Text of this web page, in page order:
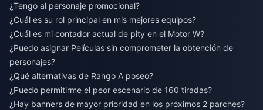
¿Tengo al personaje promocional?
¿Cuál es su rol principal en mis mejores equipos?
¿Cuál es mi contador actual de pity en el Motor W?
¿Puedo asignar Películas sin comprometer la obtención de
personajes?
¿Qué alternativas de Rango A poseo?
¿Puedo permitirme el peor escenario de 160 tiradas?
¿Hay banners de mayor prioridad en los próximos 2 parches?